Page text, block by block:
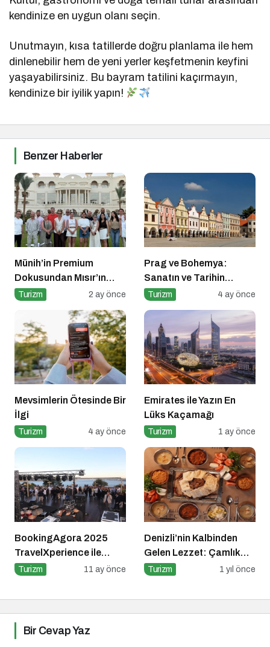
kendinize en uygun olanı seçin.
Unutmayın, kısa tatillerde doğru planlama ile hem
dinlenebilir hem de yeni yerler keşfetmenin keyfini
yaşayabilirsiniz. Bu bayram tatilini kaçırmayın,
kendinize bir iyilik yapın!
Benzer Haberler
Münih’in Premium
Dokusundan Mısır’ın
Tarihi Derinliğine
Turizm 2 ay önce
Prag ve Bohemya:
Sanatın ve Tarihin
Kesiştiği Coğrafya
Turizm 4 ay önce
Mevsimlerin Ötesinde Bir
İlgi
Turizm 4 ay önce
Emirates ile Yazın En
Lüks Kaçamağı
Turizm 1 ay önce
BookingAgora 2025
TravelXperience ile
seyahat sektörü Six
Turizm 11 ay önce
Denizli’nin Kalbinden
Gelen Lezzet: Çamlık
Denizli Kebapçısı
Turizm 1 yıl önce
Bir Cevap Yaz